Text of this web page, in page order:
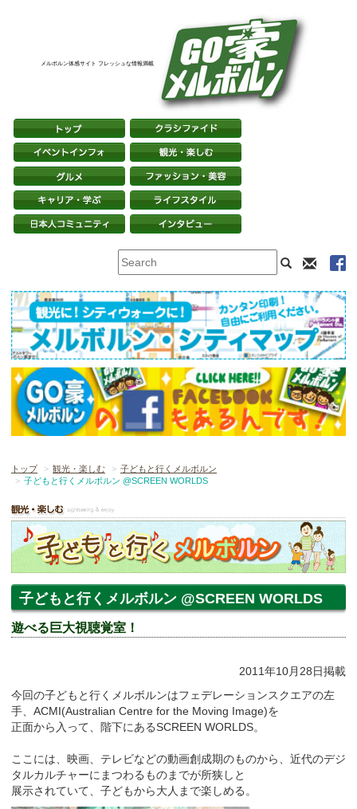
メルボルン体感サイト フレッシュな情報満載
トップ 観光・楽しむ
子どもと行くメルボルン
子どもと行くメルボルン @SCREEN WORLDS
子どもと行くメルボルン @SCREEN WORLDS
遊べる巨大視聴覚室！
2011年10月28日掲載
今回の子どもと行くメルボルンはフェデレーションスクエアの左
手、ACMI(Australian Centre for the Moving Image)を
正面から入って、階下にあるSCREEN WORLDS。
ここには、映画、テレビなどの動画創成期のものから、近代のデジ
タルカルチャーにまつわるものまでが所狭しと
展示されていて、子どもから大人まで楽しめる。